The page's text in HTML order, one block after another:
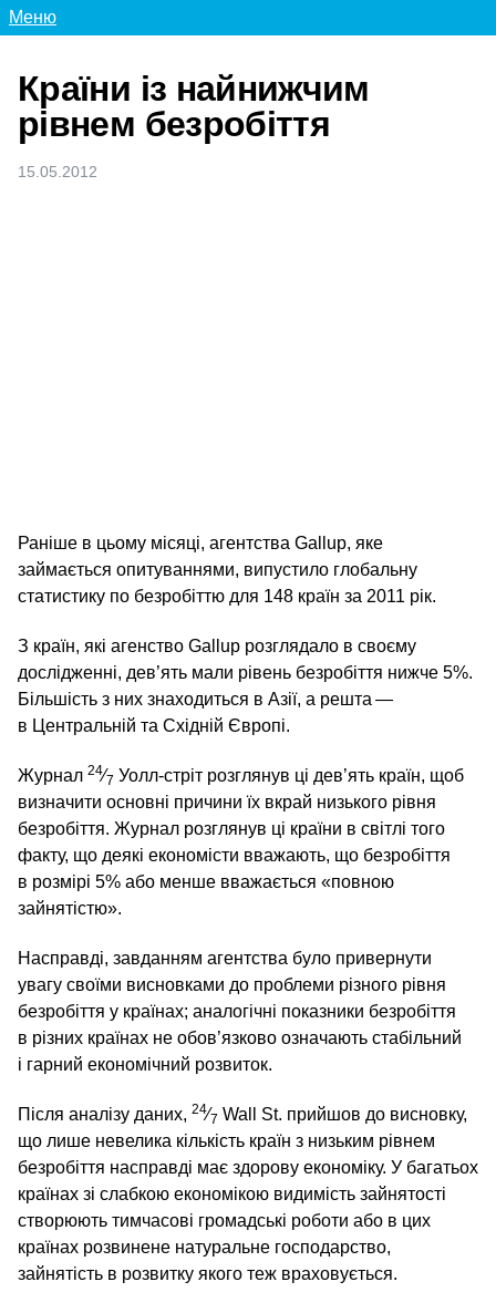
Меню
Країни із найнижчим
рівнем безробіття
15.05.2012
Раніше в цьому місяці, агентства Gallup, яке
займається опитуваннями, випустило глобальну
статистику по безробіттю для 148 країн за 2011 рік.
З країн, які агенство Gallup розглядало в своєму
дослідженні, дев’ять мали рівень безробіття нижче 5%.
Більшість з них знаходиться в Азії, а решта —
в Центральній та Східній Європі.
Журнал 24⁄7 Уолл-стріт розглянув ці дев’ять країн, щоб
визначити основні причини їх вкрай низького рівня
безробіття. Журнал розглянув ці країни в світлі того
факту, що деякі економісти вважають, що безробіття
в розмірі 5% або менше вважається «повною
зайнятістю».
Насправді, завданням агентства було привернути
увагу своїми висновками до проблеми різного рівня
безробіття у країнах; аналогічні показники безробіття
в різних країнах не обов’язково означають стабільний
і гарний економічний розвиток.
Після аналізу даних, 24⁄7 Wall St. прийшов до висновку,
що лише невелика кількість країн з низьким рівнем
безробіття насправді має здорову економіку. У багатьох
країнах зі слабкою економікою видимість зайнятості
створюють тимчасові громадські роботи або в цих
країнах розвинене натуральне господарство,
зайнятість в розвитку якого теж враховується.